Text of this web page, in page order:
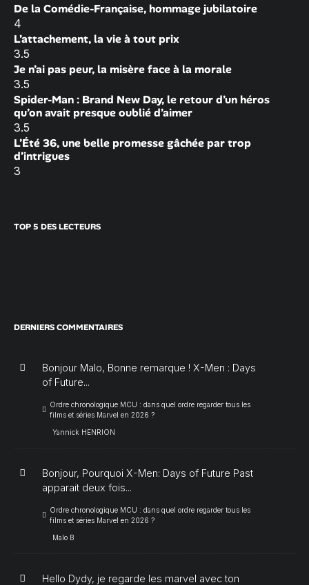
De la Comédie-Française, hommage jubilatoire
4
L’attachement, la vie à tout prix
3.5
Je n’ai pas peur, la misère face à la morale
3.5
Spider-Man : Brand New Day, le retour d’un héros
qu’on avait presque oublié d’aimer
3.5
L’Été 36, une belle promesse gâchée par trop
d’intrigues
3
TOP 5 DES LECTEURS
DERNIERS COMMENTAIRES
Bonjour Malo, Bonne remarque ! X-Men : Days
of Future...
Ordre chronologique MCU : dans quel ordre regarder tous les
films et séries Marvel en 2026 ?
Yannick HENRION
Bonjour, Pourquoi X-Men: Days of Future Past
apparait deux fois...
Ordre chronologique MCU : dans quel ordre regarder tous les
films et séries Marvel en 2026 ?
Malo B
Hello Dydy, je regarde les marvel avec ton